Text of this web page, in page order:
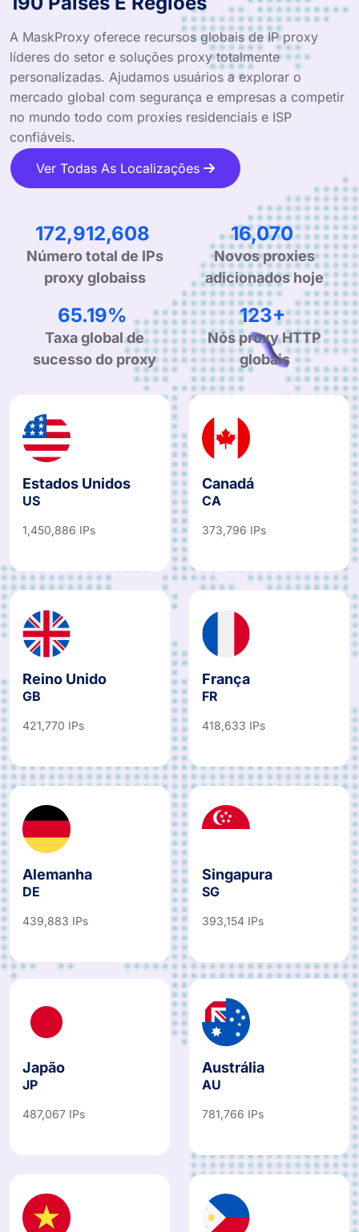
A MaskProxy oferece recursos globais de IP proxy
líderes do setor e soluções proxy totalmente
personalizadas. Ajudamos usuários a explorar o
mercado global com segurança e empresas a competir
no mundo todo com proxies residenciais e ISP
confiáveis.
Ver Todas As Localizações
259,517,208
Número total de IPs
proxy globaiss
24,119
Novos proxies
adicionados hoje
99.90%
Taxa global de
sucesso do proxy
190+
Nós proxy HTTP
globais
Estados Unidos
US
1,450,886 IPs
Canadá
CA
373,796 IPs
Reino Unido
GB
421,770 IPs
França
FR
418,633 IPs
Alemanha
DE
439,883 IPs
Singapura
SG
393,154 IPs
Japão
JP
487,067 IPs
Austrália
AU
781,766 IPs